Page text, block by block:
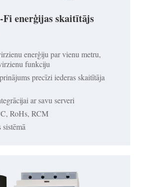
Fi enerģijas skaitītājs
enerģiju par vienu metru,
funkciju
precīzi iederas skaitītāja
ar savu serveri
RoHs, RCM